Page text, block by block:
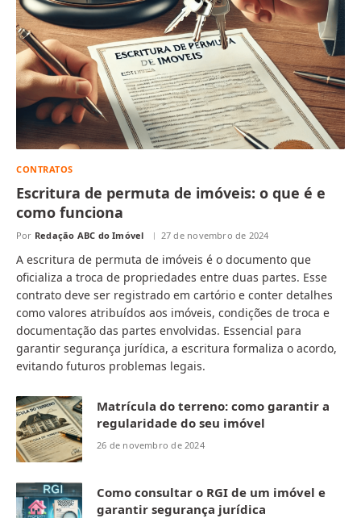
CONTRATOS
Escritura de permuta de imóveis: o que é e
como funciona
Por Redação ABC do Imóvel 27 de novembro de 2024
A escritura de permuta de imóveis é o documento que
oficializa a troca de propriedades entre duas partes. Esse
contrato deve ser registrado em cartório e conter detalhes
como valores atribuídos aos imóveis, condições de troca e
documentação das partes envolvidas. Essencial para
garantir segurança jurídica, a escritura formaliza o acordo,
evitando futuros problemas legais.
Matrícula do terreno: como garantir a
regularidade do seu imóvel
26 de novembro de 2024
Como consultar o RGI de um imóvel e
garantir segurança jurídica